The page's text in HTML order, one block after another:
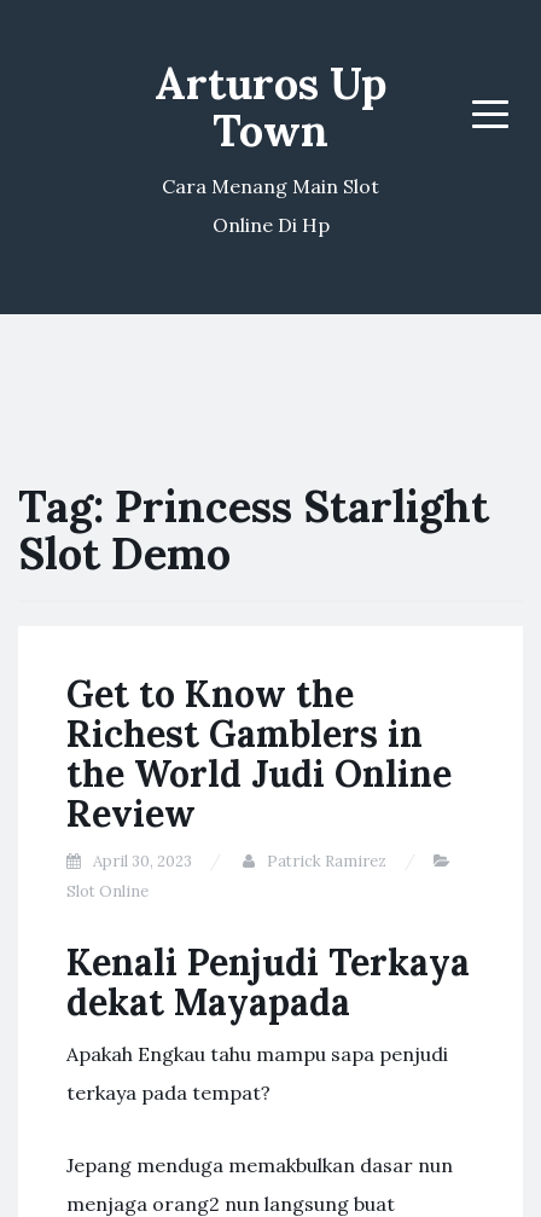
Arturos Up
Town
Cara Menang Main Slot
Online Di Hp
Menu
Tag: Princess Starlight
Slot Demo
Get to Know the
Richest Gamblers in
the World Judi Online
Review
April 30, 2023
Patrick Ramirez
Slot Online
Kenali Penjudi Terkaya
dekat Mayapada
Apakah Engkau tahu mampu sapa penjudi
terkaya pada tempat?
Jepang menduga memakbulkan dasar nun
menjaga orang2 nun langsung buat